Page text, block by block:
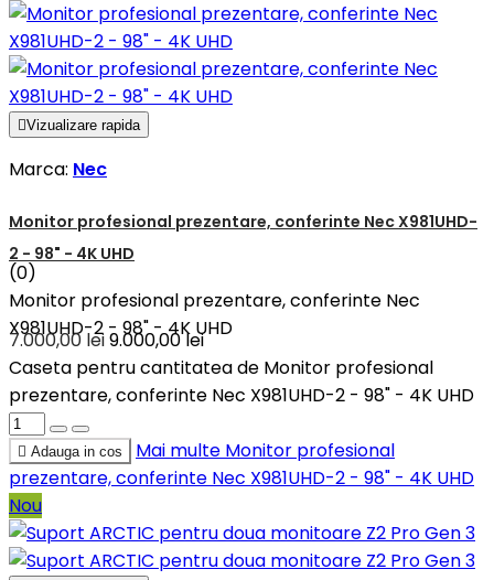
Vizualizare rapida
Marca: Nec
Monitor profesional prezentare, conferinte Nec X981UHD-
2 - 98" - 4K UHD
(0)
Monitor profesional prezentare, conferinte Nec
X981UHD-2 - 98" - 4K UHD
7.000,00 lei9.000,00 lei
Caseta pentru cantitatea de Monitor profesional
prezentare, conferinte Nec X981UHD-2 - 98" - 4K UHD
 Adauga in cos Mai multe Monitor profesional
prezentare, conferinte Nec X981UHD-2 - 98" - 4K UHD
Nou